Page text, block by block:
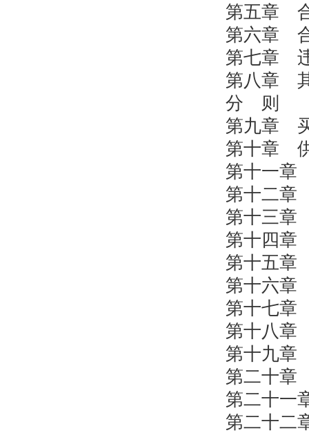
第五章
第六章
第七章
第八章
分 则
第九章
第十章
第十一
第十二
第十三
第十四
第十五
第十六
第十七
第十八
第十九
第二十
第二十
第二十